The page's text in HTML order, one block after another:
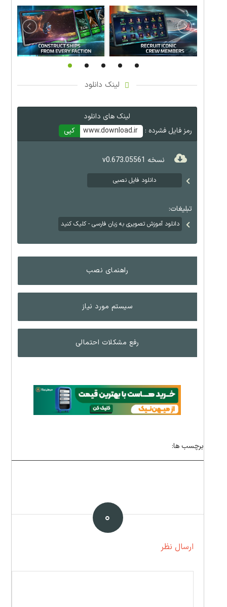
لینک دانلود
لینک های دانلود
رمز فایل فشرده :
www.download.ir کپی
نسخه v0.673.05561
دانلود فایل نصبی
تبلیغات:
دانلود آموزش تصویری به زبان فارسی - کلیک کنید
راهنمای نصب
سیستم مورد نیاز
رفع مشکلات احتمالی
برچسب ها:
۰
ارسال نظر